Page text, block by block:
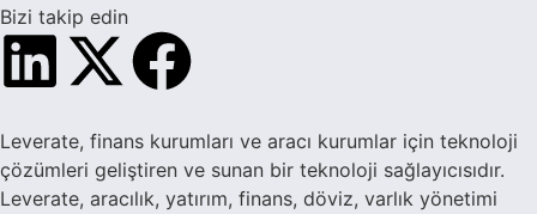
Bizi takip edin
Leverate, finans kurumları ve aracı kurumlar için teknoloji
çözümleri geliştiren ve sunan bir teknoloji sağlayıcısıdır.
Leverate, aracılık, yatırım, finans, döviz, varlık yönetimi